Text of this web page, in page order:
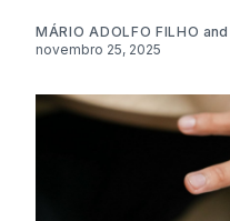
MÁRIO ADOLFO FILHO and
novembro 25, 2025